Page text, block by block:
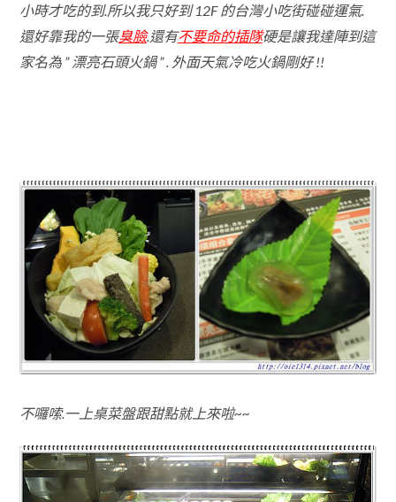
小時才吃的到.所以我只好到 12F 的台灣小吃街碰碰運氣.
還好靠我的一張臭臉.還有不要命的插隊硬是讓我達陣到這
家名為 ” 漂亮石頭火鍋 ” . 外面天氣冷吃火鍋剛好 !!
不囉嗦.一上桌菜盤跟甜點就上來啦~~